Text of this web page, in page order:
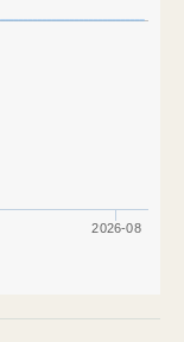
2026-08